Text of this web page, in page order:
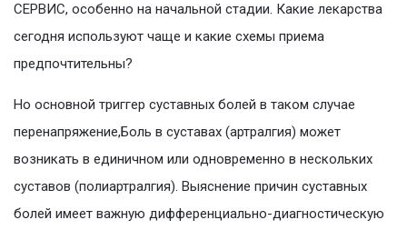
СЕРВИС, особенно на начальной стадии. Какие лекарства
сегодня используют чаще и какие схемы приема
предпочтительны?
Но основной триггер суставных болей в таком случае
перенапряжение,Боль в суставах (артралгия) может
возникать в единичном или одновременно в нескольких
суставов (полиартралгия). Выяснение причин суставных
болей имеет важную дифференциально-диагностическую